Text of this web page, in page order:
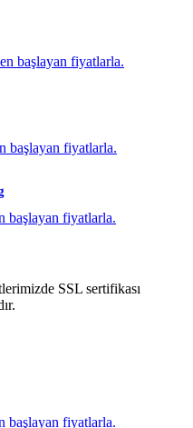
başlayan fiyatlarla.
başlayan fiyatlarla.
başlayan fiyatlarla.
SSL sertifikası
başlayan fiyatlarla.